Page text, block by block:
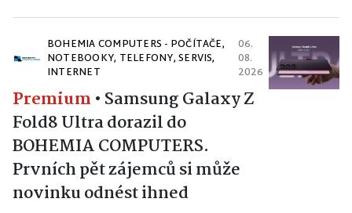
BOHEMIA COMPUTERS - POČÍTAČE,
NOTEBOOKY, TELEFONY, SERVIS,
INTERNET
06.
08.
2026
Premium • Samsung Galaxy Z
Fold8 Ultra dorazil do
BOHEMIA COMPUTERS.
Prvních pět zájemců si může
novinku odnést ihned